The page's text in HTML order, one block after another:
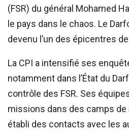
(FSR) du général Mohamed
le pays dans le chaos. Le
devenu l’un des épicentres
La CPI a intensifié ses
notamment dans l’État du
contrôle des FSR. Ses
missions dans des camps
établi des contacts avec les